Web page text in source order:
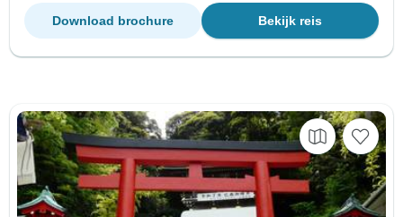
Bekijk reis
Download brochure